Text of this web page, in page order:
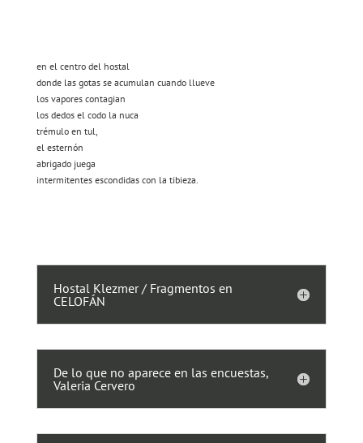
en el centro del hostal
donde las gotas se acumulan cuando llueve
los vapores contagian
los dedos el codo la nuca
trémulo en tul,
el esternón
abrigado juega
intermitentes escondidas con la tibieza.
Hostal Klezmer / Fragmentos en
CELOFÁN
De lo que no aparece en las encuestas,
Valeria Cervero